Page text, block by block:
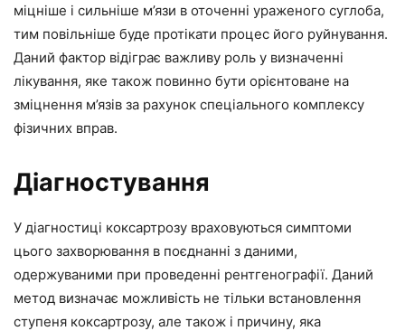
міцніше і сильніше м’язи в оточенні ураженого суглоба,
тим повільніше буде протікати процес його руйнування.
Даний фактор відіграє важливу роль у визначенні
лікування, яке також повинно бути орієнтоване на
зміцнення м’язів за рахунок спеціального комплексу
фізичних вправ.
Діагностування
У діагностиці коксартрозу враховуються симптоми
цього захворювання в поєднанні з даними,
одержуваними при проведенні рентгенографії. Даний
метод визначає можливість не тільки встановлення
ступеня коксартрозу, але також і причину, яка